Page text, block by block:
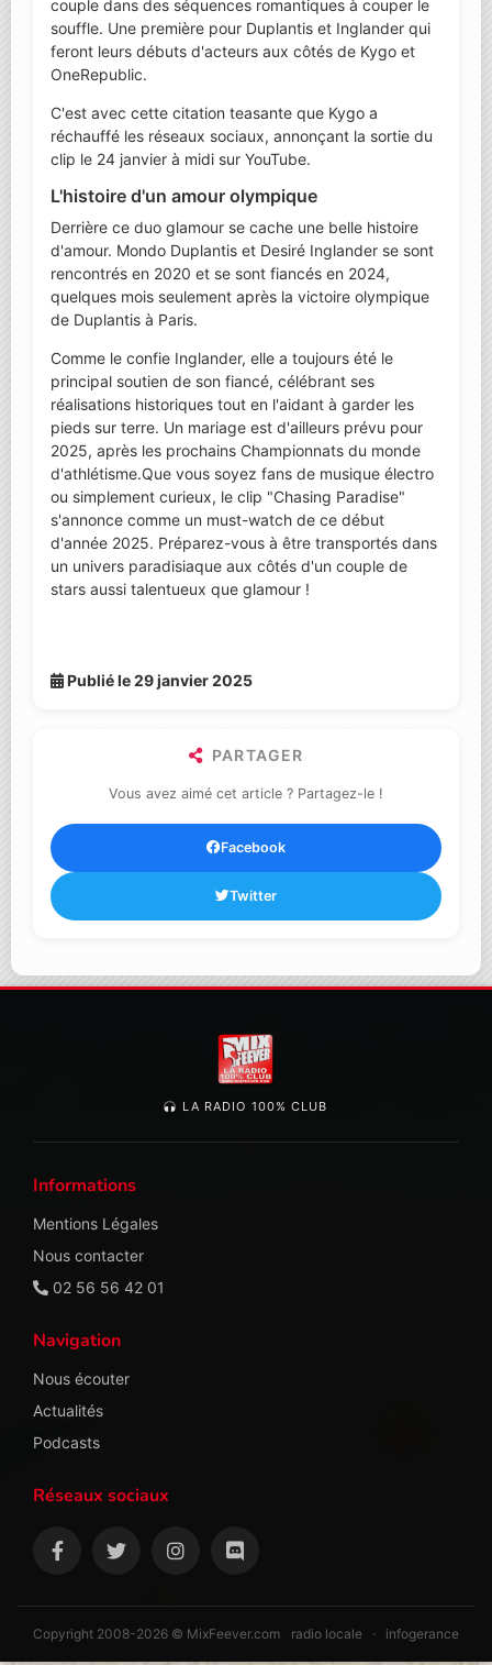
couple dans des séquences romantiques à couper le
souffle. Une première pour Duplantis et Inglander qui
feront leurs débuts d'acteurs aux côtés de Kygo et
OneRepublic.
C'est avec cette citation teasante que Kygo a
réchauffé les réseaux sociaux, annonçant la sortie du
clip le 24 janvier à midi sur YouTube.
L'histoire d'un amour olympique
Derrière ce duo glamour se cache une belle histoire
d'amour. Mondo Duplantis et Desiré Inglander se sont
rencontrés en 2020 et se sont fiancés en 2024,
quelques mois seulement après la victoire olympique
de Duplantis à Paris.
Comme le confie Inglander, elle a toujours été le
principal soutien de son fiancé, célébrant ses
réalisations historiques tout en l'aidant à garder les
pieds sur terre. Un mariage est d'ailleurs prévu pour
2025, après les prochains Championnats du monde
d'athlétisme.Que vous soyez fans de musique électro
ou simplement curieux, le clip "Chasing Paradise"
s'annonce comme un must-watch de ce début
d'année 2025. Préparez-vous à être transportés dans
un univers paradisiaque aux côtés d'un couple de
stars aussi talentueux que glamour !
Publié le 29 janvier 2025
PARTAGER
Vous avez aimé cet article ? Partagez-le !
Facebook
Twitter
LA RADIO 100% CLUB
Informations
Mentions Légales
Nous contacter
02 56 56 42 01
Navigation
Nous écouter
Actualités
Podcasts
Réseaux sociaux
Copyright 2008-2026 © MixFeever.com radio locale · infogerance